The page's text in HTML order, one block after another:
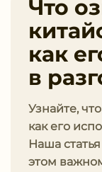
Что
как
в
Узнайте,
как его
Наша
этом